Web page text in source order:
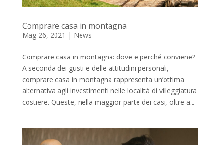
Comprare casa in montagna
Mag 26, 2021 | News
Comprare casa in montagna: dove e perché conviene?
A seconda dei gusti e delle attitudini personali,
comprare casa in montagna rappresenta un’ottima
alternativa agli investimenti nelle località di villeggiatura
costiere. Queste, nella maggior parte dei casi, oltre a...